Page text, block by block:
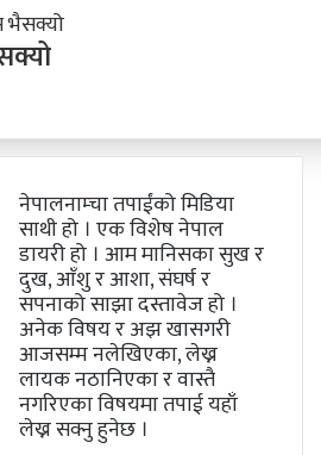
नेपालनाम्चा तपाईंको मिडिया
साथी हो । एक विशेष नेपाल
डायरी हो । आम मानिसका सुख र
दुख, आँशु र आशा, संघर्ष र
सपनाको साझा दस्तावेज हो ।
अनेक विषय र अझ खासगरी
आजसम्म नलेखिएका, लेख्न
लायक नठानिएका र वास्तै
नगरिएका विषयमा तपाई यहाँ
लेख्न सक्नु हुनेछ ।